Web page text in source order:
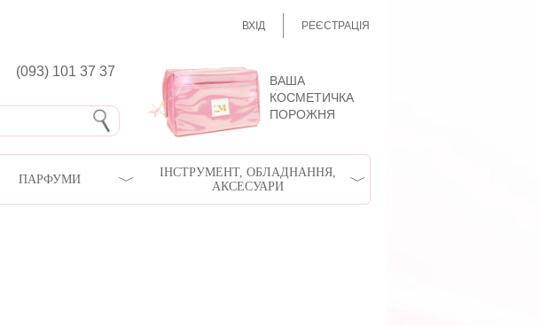
ВХІД РЕЄСТРАЦІЯ
(093) 101 37 37
ВАША
КОСМЕТИЧКА
ПОРОЖНЯ
ПАРФУМИ
ІНСТРУМЕНТ, ОБЛАДНАННЯ,
АКСЕСУАРИ